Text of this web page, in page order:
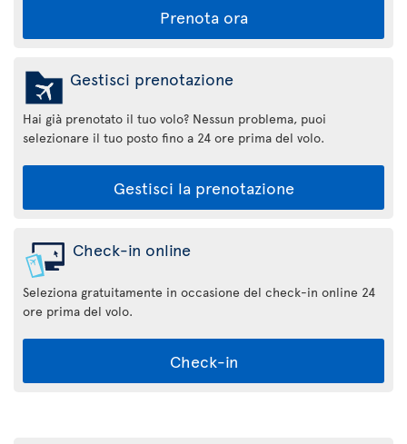
Prenota ora
Gestisci prenotazione
Hai già prenotato il tuo volo? Nessun problema, puoi
selezionare il tuo posto fino a 24 ore prima del volo.
Gestisci la prenotazione
Check-in online
Seleziona gratuitamente in occasione del check-in online 24
ore prima del volo.
Check-in